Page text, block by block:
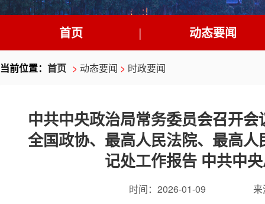
首页 动态要闻
当前位置： 首页 > 动态要闻 > 时政要闻
中共中央政治局常务委员会召开
全国政协、最高人民法院、最高
记处工作报告 中共中
时间： 2026-01-09